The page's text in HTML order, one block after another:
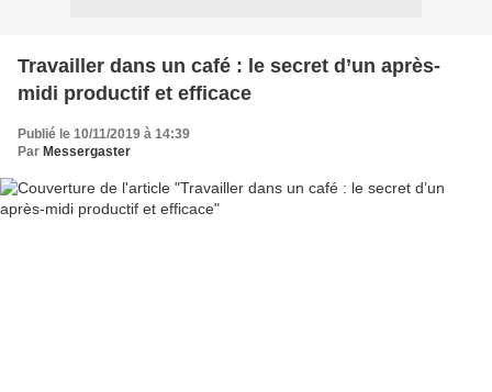
Travailler dans un café : le secret d’un après-
midi productif et efficace
Publié le 10/11/2019 à 14:39
Par Messergaster